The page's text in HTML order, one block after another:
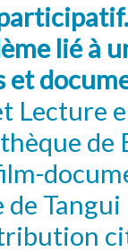
lié à
et
Lecture
de